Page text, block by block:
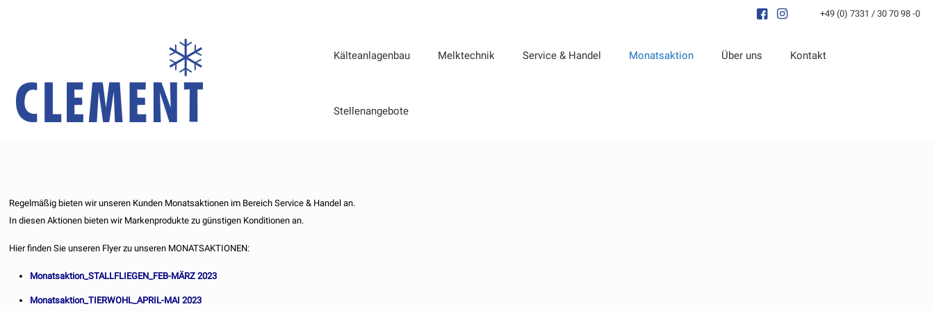
+49 (0) 7331 / 30 70 98 -0
Kälteanlagenbau Melktechnik Service & Handel Monatsaktion Über uns Kontakt
Stellenangebote
Regelmäßig bieten wir unseren Kunden Monatsaktionen im Bereich Service & Handel an.
In diesen Aktionen bieten wir Markenprodukte zu günstigen Konditionen an.
Hier finden Sie unseren Flyer zu unseren MONATSAKTIONEN:
Monatsaktion_STALLFLIEGEN_FEB-MÄRZ 2023
Monatsaktion_TIERWOHL_APRIL-MAI 2023